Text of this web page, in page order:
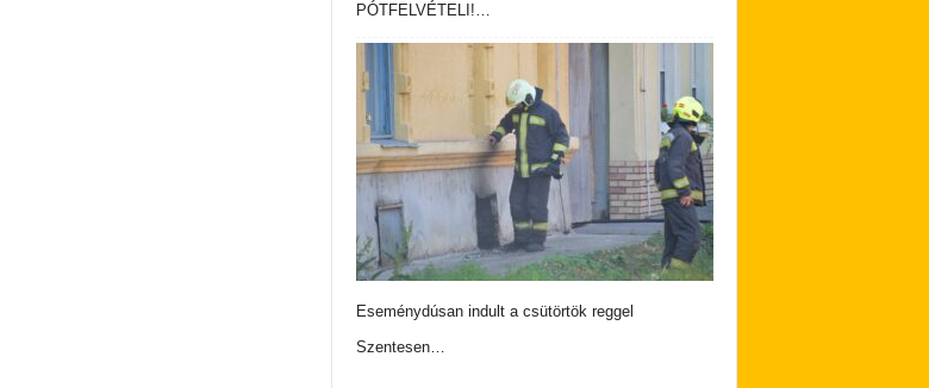
PÓTFELVÉTELI!…
Eseménydúsan indult a csütörtök reggel
Szentesen…